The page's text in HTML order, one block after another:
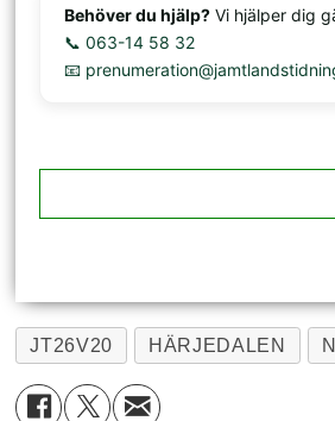
Behöver du hjälp? Vi hjälper dig
📞 063-14 58 32
📧
JT26V20 HÄRJEDALEN